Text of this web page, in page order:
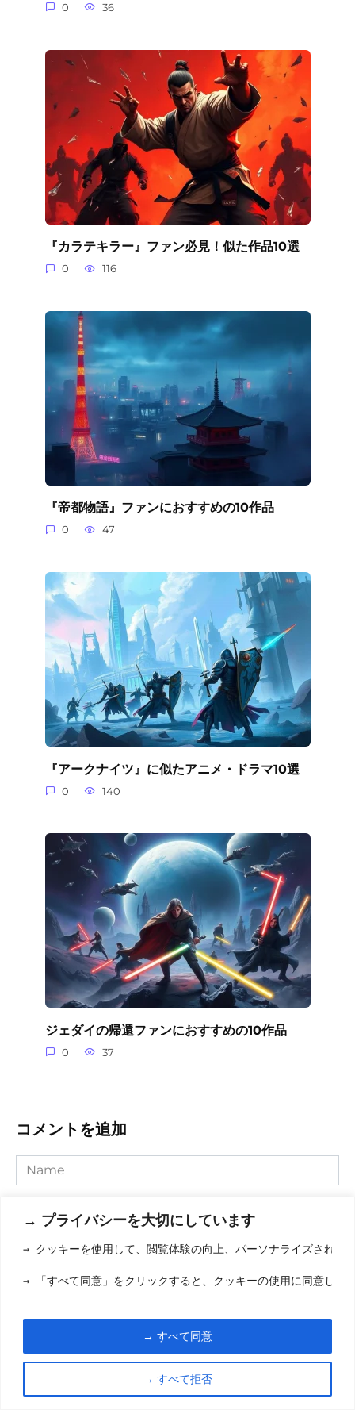
→ プライバシーを大切にしています
→ クッキーを使用して、閲覧体験の向上、パーソナライズされた
→ 「すべて同意」をクリックすると、クッキーの使用に同意した
→ すべて拒否
→ すべて同意
0 36
『カラテキラー』ファン必見！似た作品10選
0 116
『帝都物語』ファンにおすすめの10作品
0 47
『アークナイツ』に似たアニメ・ドラマ10選
0 140
ジェダイの帰還ファンにおすすめの10作品
0 37
コメントを追加
Name
Save my name, email, and website in this browser for the
next time I comment.